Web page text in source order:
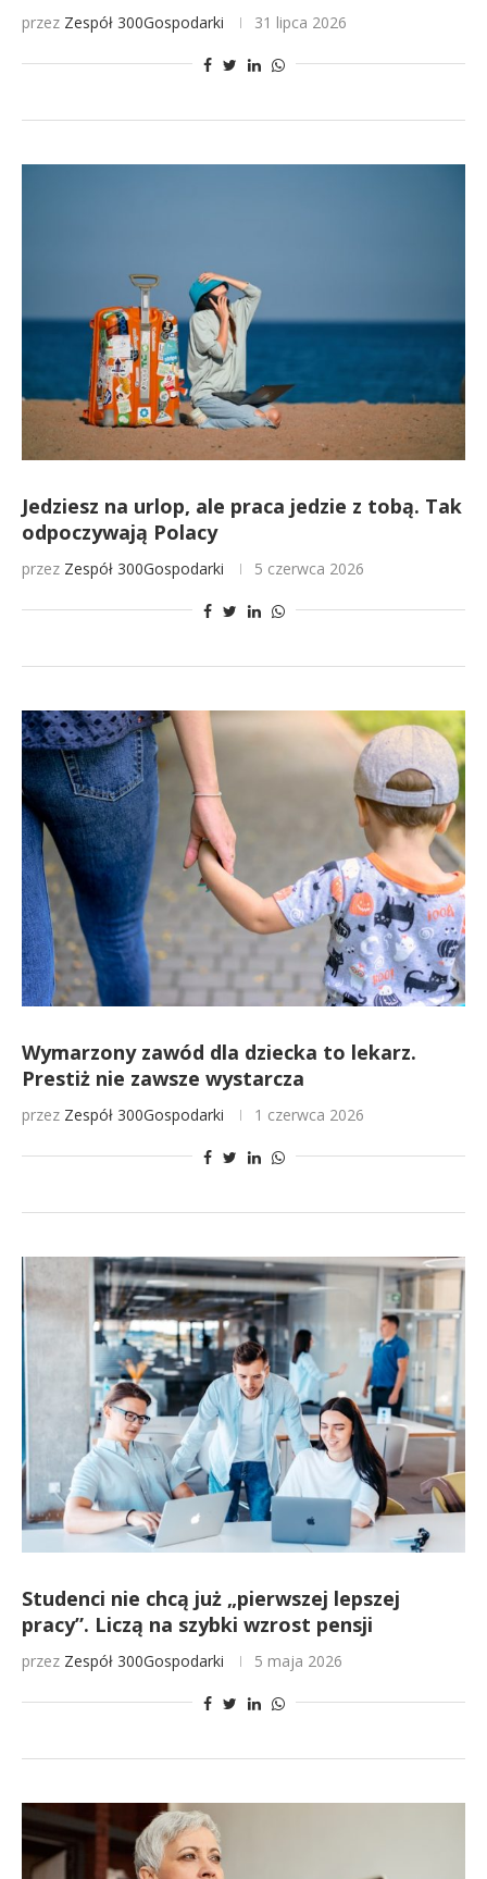
przez Zespół 300Gospodarki 31 lipca 2026
Jedziesz na urlop, ale praca jedzie z tobą. Tak
odpoczywają Polacy
przez Zespół 300Gospodarki 5 czerwca 2026
Wymarzony zawód dla dziecka to lekarz.
Prestiż nie zawsze wystarcza
przez Zespół 300Gospodarki 1 czerwca 2026
Studenci nie chcą już „pierwszej lepszej
pracy”. Liczą na szybki wzrost pensji
przez Zespół 300Gospodarki 5 maja 2026